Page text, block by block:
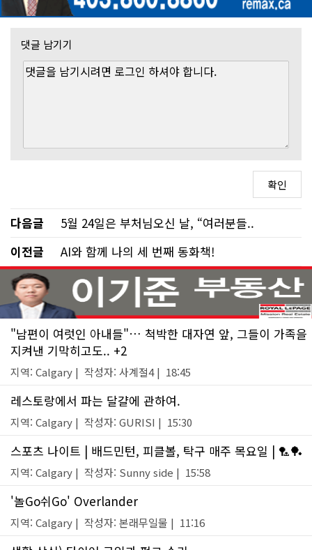
댓글 남기기
다음글
5월 24일은 부처님오신 날, “여러분들..
이전글
AI와 함께 나의 세 번째 동화책!
"남편이 여럿인 아내들"… 척박한 대자연 앞, 그들이 가족을
지켜낸 기막히고도.. +2
지역: Calgary | 작성자: 사계절4 | 18:45
레스토랑에서 파는 달걀에 관하여.
지역: Calgary | 작성자: GURISI | 15:30
스포츠 나이트 | 배드민턴, 피클볼, 탁구 매주 목요일 | 🏸🏓
지역: Calgary | 작성자: Sunny side | 15:58
'놀Go쉬Go' Overlander
지역: Calgary | 작성자: 본래무일물 | 11:16